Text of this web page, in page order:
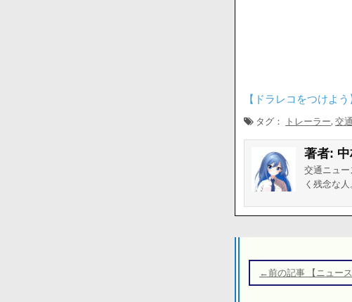
【ドラレコをつけよ
タグ： トレーラー,交
著者:
交通ニュ
く残念な
稿
ナ
←前の記事 【ニュー